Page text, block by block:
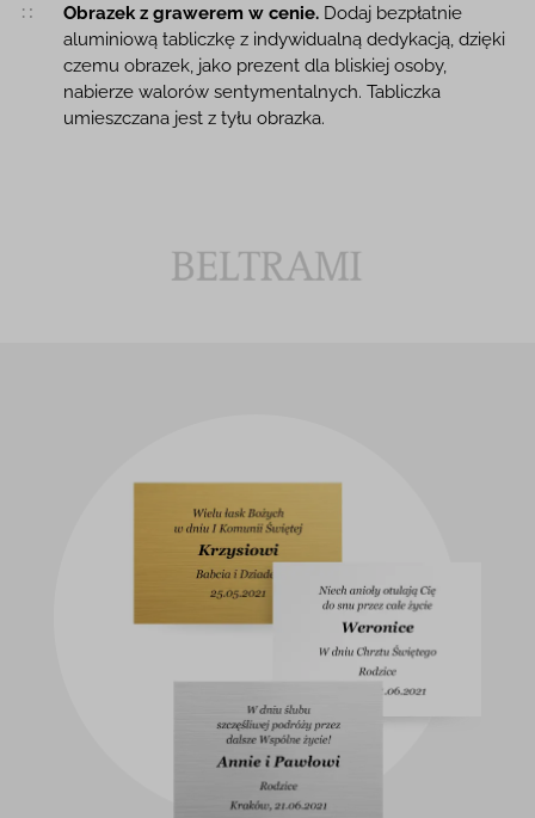
Obrazek z grawerem w cenie.Dodaj bezpłatnie
aluminiową tabliczkę z indywidualną dedykacją, dzięki
czemu obrazek, jako prezent dla bliskiej osoby,
nabierze walorów sentymentalnych. Tabliczka
umieszczana jest z tyłu obrazka.